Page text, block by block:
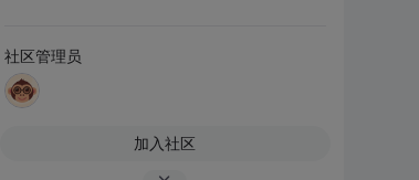
社区管理员
加入社区